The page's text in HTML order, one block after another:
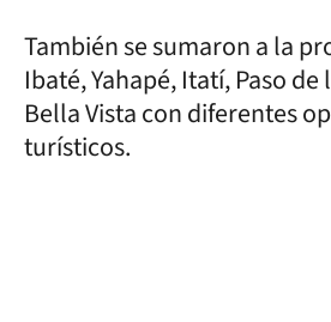
También se sumaron a la
Ibaté, Yahapé, Itatí, Paso de
Bella Vista con diferentes
turísticos.